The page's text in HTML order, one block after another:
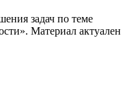
задач по теме
Материал актуален